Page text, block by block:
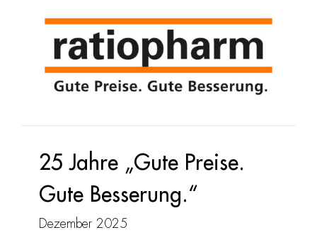
25 Jahre „Gute Preise.
Gute Besserung.“
Dezember 2025